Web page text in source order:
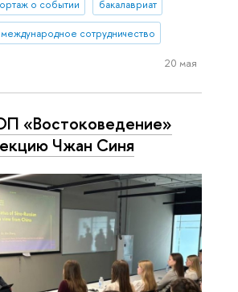
о событии бакалавриат
международное сотрудничество
20 мая
«Востоковедение»
Чжан Синя